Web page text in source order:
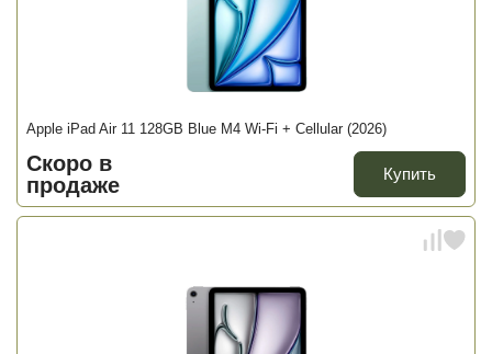
Apple iPad Air 11 128GB Blue M4 Wi-Fi + Cellular (2026)
Скоро в
продаже
Купить